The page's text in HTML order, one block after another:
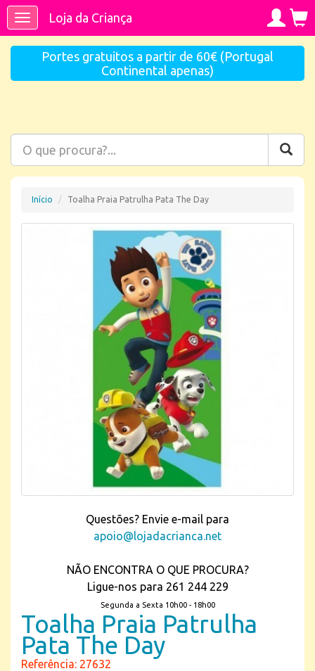
ToggleLoja da Criança
Portes gratuitos a partir de 60€ (Portugal
Continental apenas)
Início Toalha Praia Patrulha Pata The Day
Questões? Envie e-mail para
apoio@lojadacrianca.net
NÃO ENCONTRA O QUE PROCURA?
Ligue-nos para 261 244 229
Segunda a Sexta 10h00 - 18h00
Toalha Praia Patrulha
Pata The Day
Referência: 27632